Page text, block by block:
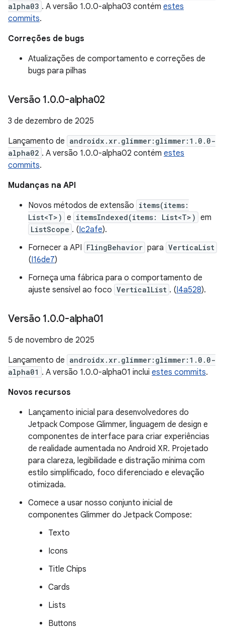
alpha03 . A versão 1.0.0-alpha03 contém estes
commits.
Correções de bugs
Atualizações de comportamento e correções de
bugs para pilhas
Versão 1.0.0-alpha02
3 de dezembro de 2025
Lançamento de androidx.xr.glimmer:glimmer:1.0.0-
alpha02 . A versão 1.0.0-alpha02 contém estes
commits.
Mudanças na API
Novos métodos de extensão items(items:
List<T>) e itemsIndexed(items: List<T>) em
ListScope . (Ic2afe).
Fornecer a API FlingBehavior para VerticaList
(I16de7)
Forneça uma fábrica para o comportamento de
ajuste sensível ao foco VerticalList . (I4a528).
Versão 1.0.0-alpha01
5 de novembro de 2025
Lançamento de androidx.xr.glimmer:glimmer:1.0.0-
alpha01 . A versão 1.0.0-alpha01 inclui estes commits.
Novos recursos
Lançamento inicial para desenvolvedores do
Jetpack Compose Glimmer, linguagem de design e
componentes de interface para criar experiências
de realidade aumentada no Android XR. Projetado
para clareza, legibilidade e distração mínima com
estilo simplificado, foco diferenciado e elevação
otimizada.
Comece a usar nosso conjunto inicial de
componentes Glimmer do Jetpack Compose:
Texto
Icons
Title Chips
Cards
Lists
Buttons